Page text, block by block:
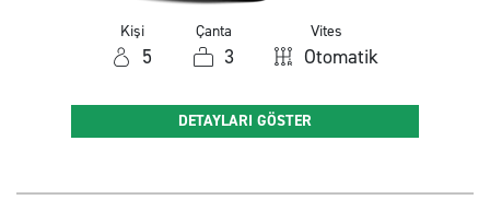
Kişi
5
Çanta
3
Vites
Otomatik
DETAYLARI GÖSTER